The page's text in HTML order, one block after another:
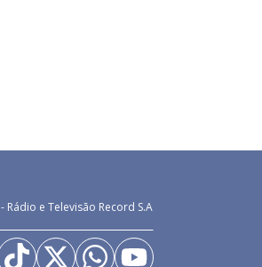
- Rádio e Televisão Record S.A